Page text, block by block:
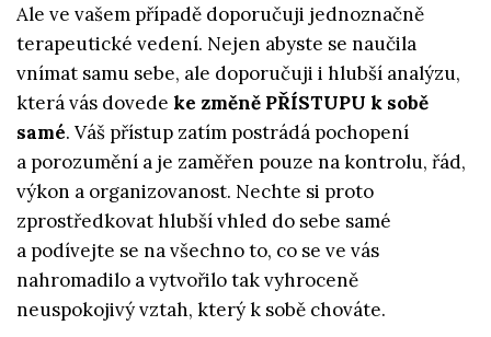
Ale ve vašem případě doporučuji jednoznačně
terapeutické vedení. Nejen abyste se naučila
vnímat samu sebe, ale doporučuji i hlubší analýzu,
která vás dovede ke změně PŘÍSTUPU k sobě
samé. Váš přístup zatím postrádá pochopení
a porozumění a je zaměřen pouze na kontrolu, řád,
výkon a organizovanost. Nechte si proto
zprostředkovat hlubší vhled do sebe samé
a podívejte se na všechno to, co se ve vás
nahromadilo a vytvořilo tak vyhroceně
neuspokojivý vztah, který k sobě chováte.